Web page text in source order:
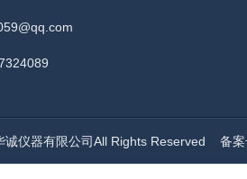
诚仪器有限公司All Rights Reserved 备